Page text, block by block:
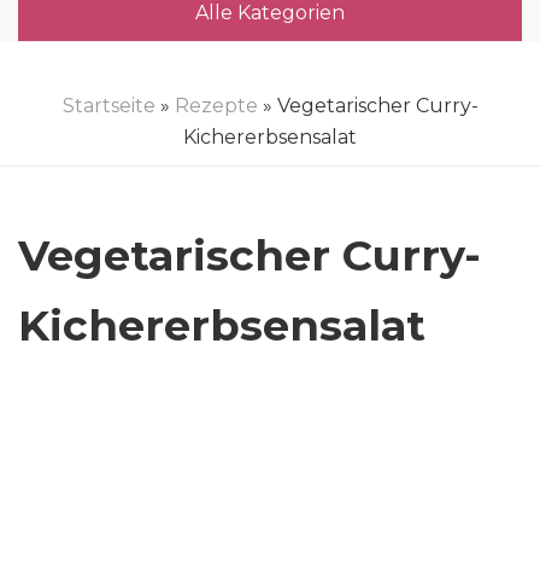
Alle Kategorien
Startseite » Rezepte » Vegetarischer Curry-
Kichererbsensalat
Vegetarischer Curry-
Kichererbsensalat